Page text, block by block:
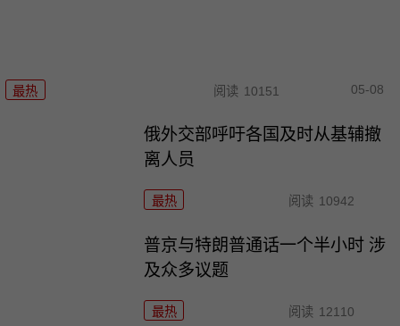
最热 阅读 10151 05-08
俄外交部呼吁各国及时从基辅撤
离人员
最热 阅读 10942
普京与特朗普通话一个半小时 涉
及众多议题
最热 阅读 12110